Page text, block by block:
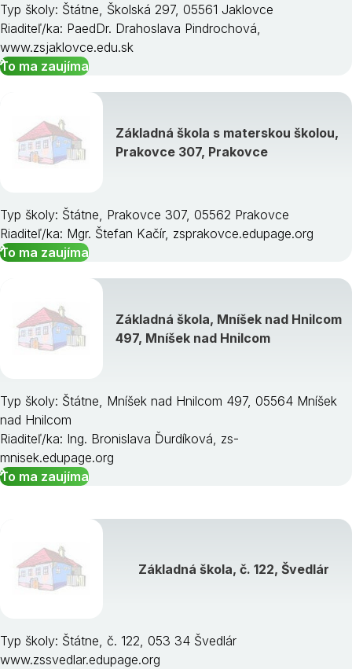
Typ školy: Štátne, Školská 297, 05561 Jaklovce
Riaditeľ/ka: PaedDr. Drahoslava Pindrochová,
www.zsjaklovce.edu.sk
To ma zaujíma
Základná škola s materskou školou,
Prakovce 307, Prakovce
Typ školy: Štátne, Prakovce 307, 05562 Prakovce
Riaditeľ/ka: Mgr. Štefan Kačír, zsprakovce.edupage.org
To ma zaujíma
Základná škola, Mníšek nad Hnilcom
497, Mníšek nad Hnilcom
Typ školy: Štátne, Mníšek nad Hnilcom 497, 05564 Mníšek
nad Hnilcom
Riaditeľ/ka: Ing. Bronislava Ďurdíková, zs-
mnisek.edupage.org
To ma zaujíma
Základná škola, č. 122, Švedlár
Typ školy: Štátne, č. 122, 053 34 Švedlár
www.zssvedlar.edupage.org